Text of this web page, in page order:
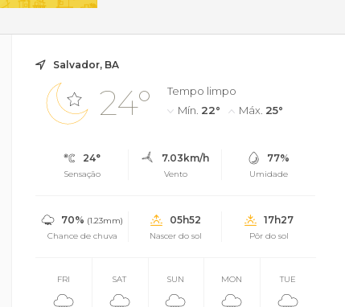
Salvador, BA
24°
Tempo limpo
Mín. 22° Máx. 25°
24°
Sensação
7.03km/h
Vento
77%
Umidade
70% (1.23mm)
Chance de chuva
05h52
Nascer do sol
17h27
Pôr do sol
FRI SAT SUN MON TUE